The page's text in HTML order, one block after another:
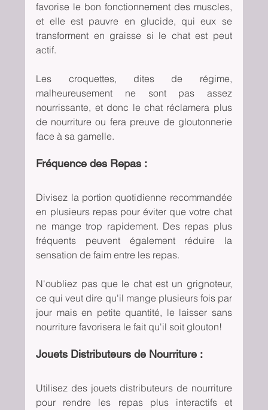
favorise le bon fonctionnement des muscles,
et elle est pauvre en glucide, qui eux se
transforment en graisse si le chat est peut
actif.
Les croquettes, dites de régime,
malheureusement ne sont pas assez
nourrissante, et donc le chat réclamera plus
de nourriture ou fera preuve de gloutonnerie
face à sa gamelle.
Fréquence des Repas :
Divisez la portion quotidienne recommandée
en plusieurs repas pour éviter que votre chat
ne mange trop rapidement. Des repas plus
fréquents peuvent également réduire la
sensation de faim entre les repas.
N'oubliez pas que le chat est un grignoteur,
ce qui veut dire qu'il mange plusieurs fois par
jour mais en petite quantité, le laisser sans
nourriture favorisera le fait qu'il soit glouton!
Jouets Distributeurs de Nourriture :
Utilisez des jouets distributeurs de nourriture
pour rendre les repas plus interactifs et